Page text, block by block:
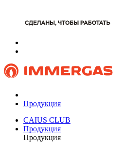
Продукция
CAIUS CLUB
Продукция
Продукция